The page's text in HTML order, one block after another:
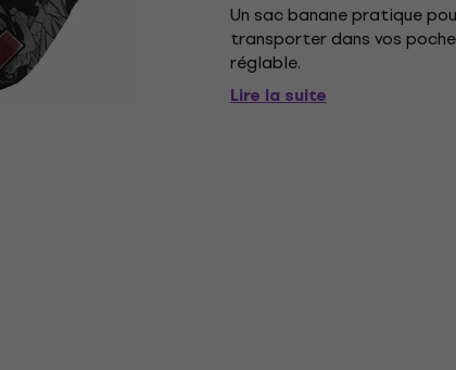
Un sac banane pratique
transporter dans vos
réglable.
Lire la suite